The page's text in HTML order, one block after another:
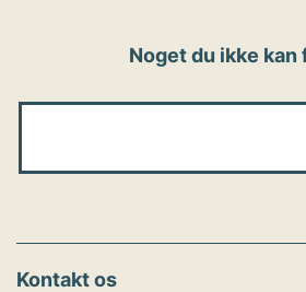
Noget du ikke kan
Kontakt os